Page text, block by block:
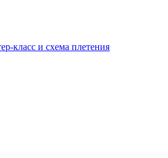
класс и схема плетения